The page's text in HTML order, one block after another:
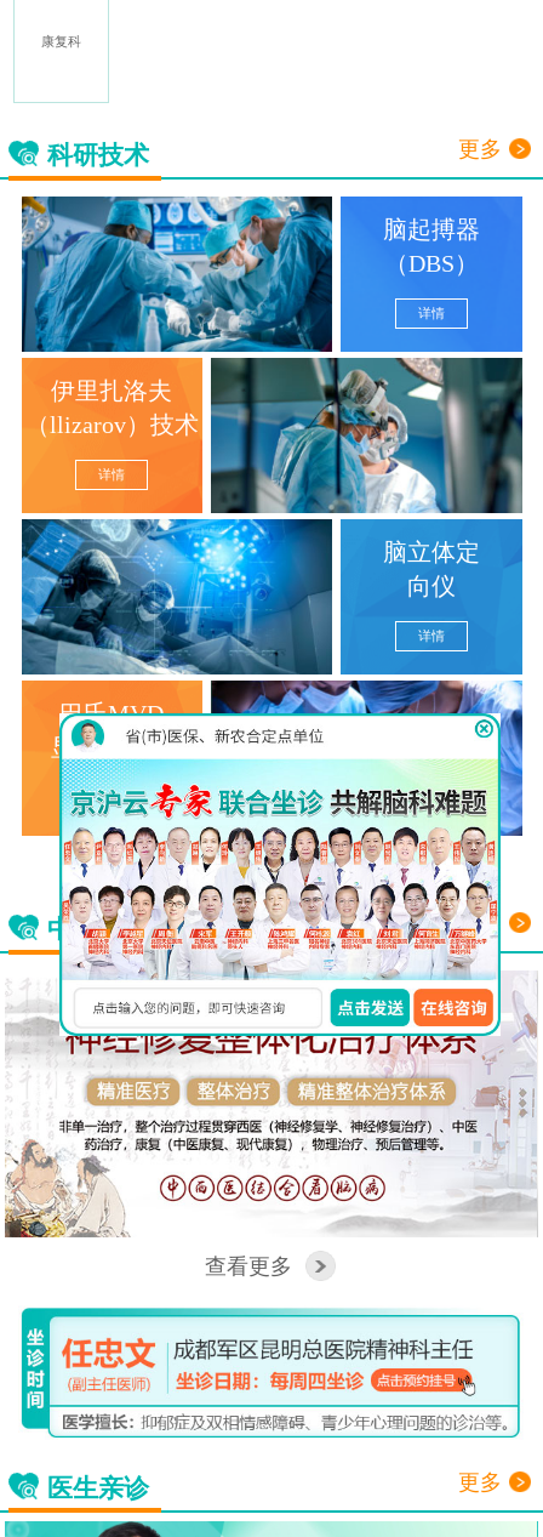
康复科
科研技术 更多
脑起搏器
（DBS）
详情
伊里扎洛夫
（llizarov）技术
详情
脑立体定
向仪
详情
巴氏MVD
显微分离术
详情
查看更多
中西医结合看脑病 更多
查看更多
医生亲诊 更多